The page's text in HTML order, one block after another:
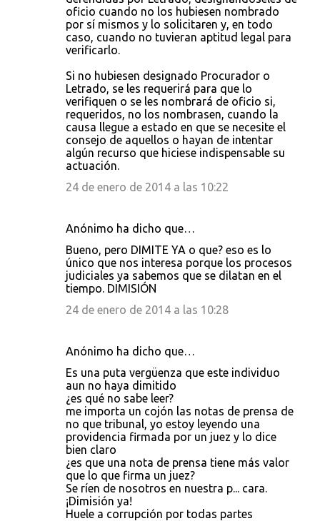
oficio cuando no los hubiesen nombrado
por sí mismos y lo solicitaren y, en todo
caso, cuando no tuvieran aptitud legal para
verificarlo.
Si no hubiesen designado Procurador o
Letrado, se les requerirá para que lo
verifiquen o se les nombrará de oficio si,
requeridos, no los nombrasen, cuando la
causa llegue a estado en que se necesite el
consejo de aquellos o hayan de intentar
algún recurso que hiciese indispensable su
actuación.
24 de enero de 2014 a las 10:22
Anónimo ha dicho que…
Bueno, pero DIMITE YA o que? eso es lo
único que nos interesa porque los procesos
judiciales ya sabemos que se dilatan en el
tiempo. DIMISIÓN
24 de enero de 2014 a las 10:28
Anónimo ha dicho que…
Es una puta vergüenza que este individuo
aun no haya dimitido
¿es qué no sabe leer?
me importa un cojón las notas de prensa de
no que tribunal, yo estoy leyendo una
providencia firmada por un juez y lo dice
bien claro
¿es que una nota de prensa tiene más valor
que lo que firma un juez?
Se ríen de nosotros en nuestra p... cara.
¡Dimisión ya!
Huele a corrupción por todas partes